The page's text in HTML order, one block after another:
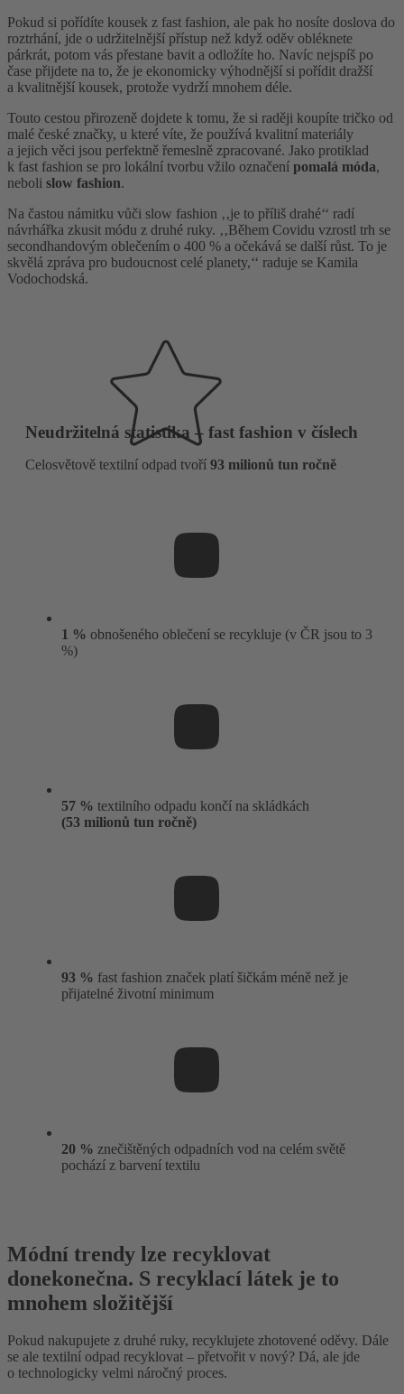
Pokud si pořídíte kousek z fast fashion, ale pak ho nosíte doslova do
roztrhání, jde o udržitelnější přístup než když oděv obléknete
párkrát, potom vás přestane bavit a odložíte ho. Navíc nejspíš po
čase přijdete na to, že je ekonomicky výhodnější si pořídit dražší
a kvalitnější kousek, protože vydrží mnohem déle.
Touto cestou přirozeně dojdete k tomu, že si raději koupíte tričko od
malé české značky, u které víte, že používá kvalitní materiály
a jejich věci jsou perfektně řemeslně zpracované. Jako protiklad
k fast fashion se pro lokální tvorbu vžilo označení pomalá móda,
neboli slow fashion.
Na častou námitku vůči slow fashion ‚‚je to příliš drahé‘‘ radí
návrhářka zkusit módu z druhé ruky. ‚‚Během Covidu vzrostl trh se
secondhandovým oblečením o 400 % a očekává se další růst. To je
skvělá zpráva pro budoucnost celé planety,‘‘ raduje se Kamila
Vodochodská.
Neudržitelná statistika – fast fashion v číslech
Celosvětově textilní odpad tvoří 93 milionů tun ročně
1 % obnošeného oblečení se recykluje (v ČR jsou to 3
%)
57 % textilního odpadu končí na skládkách
(53 milionů tun ročně)
93 % fast fashion značek platí šičkám méně než je
přijatelné životní minimum
20 % znečištěných odpadních vod na celém světě
pochází z barvení textilu
Módní trendy lze recyklovat
donekonečna. S recyklací látek je to
mnohem složitější
Pokud nakupujete z druhé ruky, recyklujete zhotovené oděvy. Dále
se ale textilní odpad recyklovat – přetvořit v nový? Dá, ale jde
o technologicky velmi náročný proces.